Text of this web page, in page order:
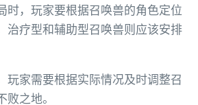
时，玩家要根据召唤兽的角色定位
治疗型和辅助型召唤兽则应该安排
玩家需要根据实际情况及时调整召
之地。